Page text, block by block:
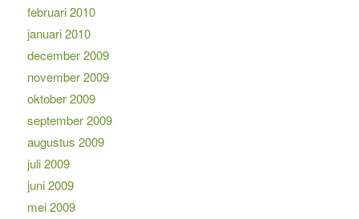
februari 2010
januari 2010
december 2009
november 2009
oktober 2009
september 2009
augustus 2009
juli 2009
juni 2009
mei 2009